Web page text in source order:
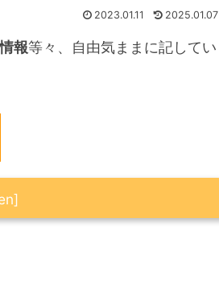
2023.01.11 2025.01.07
報等々、自由気ままに記してい